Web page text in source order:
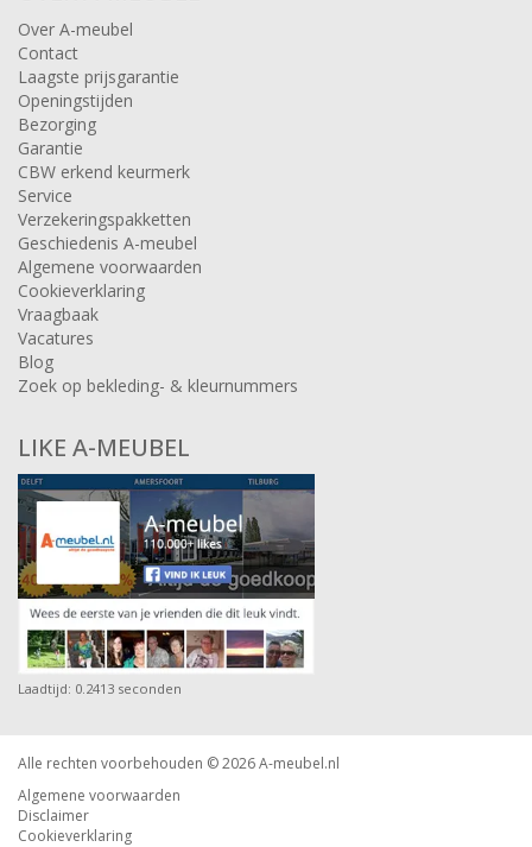
Over A-meubel
Contact
Laagste prijsgarantie
Openingstijden
Bezorging
Garantie
CBW erkend keurmerk
Service
Verzekeringspakketten
Geschiedenis A-meubel
Algemene voorwaarden
Cookieverklaring
Vraagbaak
Vacatures
Blog
Zoek op bekleding- & kleurnummers
LIKE A-MEUBEL
Laadtijd: 0.2413 seconden
Alle rechten voorbehouden © 2026A-meubel.nl
Algemene voorwaarden
Disclaimer
Cookieverklaring